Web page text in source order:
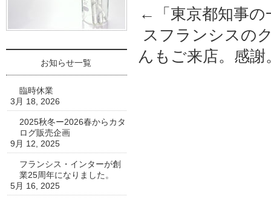
←「 東京都知事の
スフランシスの
んもご来店。感謝
お知らせ一覧
臨時休業
3月 18, 2026
2025秋冬ー2026春からカタ
ログ販売企画
9月 12, 2025
フランシス・インターが創
業25周年になりました。
5月 16, 2025